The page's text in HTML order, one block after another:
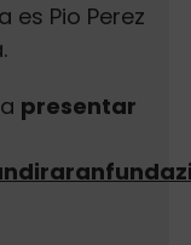
es Pio Perez
presentar